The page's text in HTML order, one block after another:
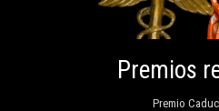
Premios
Premio